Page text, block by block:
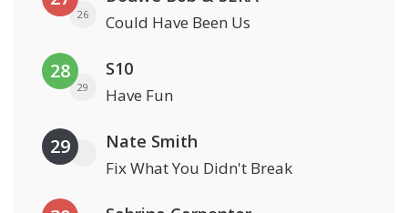
26 Could Have Been Us
28
29
S10
Have Fun
29 Nate Smith
Fix What You Didn't Break